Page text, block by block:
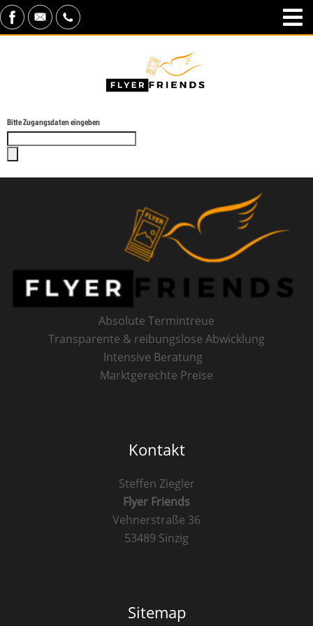
Bitte Zugangsdaten eingeben
Absolute Termintreue
Transparente & reibungslose Abwicklung
Intensive Beratung
Marktgerechte Preise
Kontakt
Steffen Ziegler
Flyer Friends
Vehnerstraße 36
53489 Sinzig
Sitemap